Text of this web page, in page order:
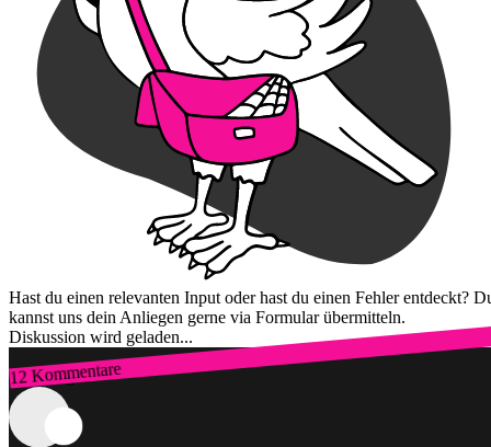
Hast du einen relevanten Input oder hast du einen Fehler entdeckt?
kannst uns dein Anliegen gerne via Formular übermitteln.
Diskussion wird geladen...
12 Kommentare
Zum Login